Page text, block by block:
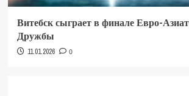
Витебск сыграет в финале Евро-
Дружбы
11.01.2026 0